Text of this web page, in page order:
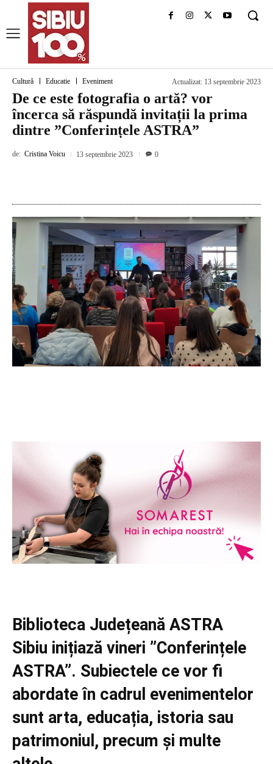
Cultură Educatie Eveniment Actualizat: 13 septembrie 2023
De ce este fotografia o artă? vor
încerca să răspundă invitații la prima
dintre ”Conferințele ASTRA”
de: Cristina Voicu 13 septembrie 2023 0
Biblioteca Județeană ASTRA
Sibiu inițiază vineri ”Conferințele
ASTRA”. Subiectele ce vor fi
abordate în cadrul evenimentelor
sunt arta, educația, istoria sau
patrimoniul, precum și multe